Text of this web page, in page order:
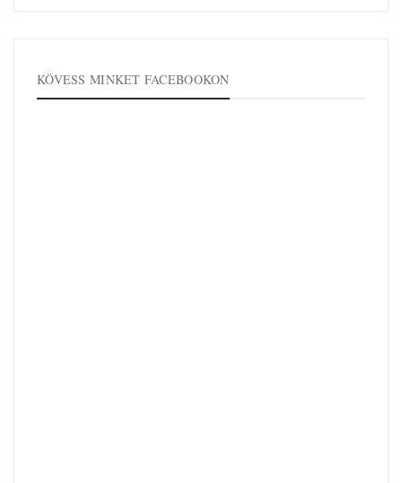
KÖVESS MINKET FACEBOOKON